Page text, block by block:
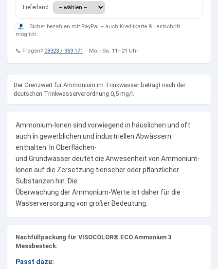
Lieferland:
Sicher bezahlen mit PayPal – auch Kreditkarte & Lastschrift
möglich.
📞 Fragen? 08323 / 969 171 · Mo.–Sa. 11–21 Uhr
Der Grenzwert für Ammonium im Trinkwasser beträgt nach der
deutschen Trinkwasserverordnung 0,5 mg/l.
Ammonium-Ionen sind vorwiegend in häuslichen und oft
auch in gewerblichen und industriellen Abwässern
enthalten. In Oberflächen-
und Grundwasser deutet die Anwesenheit von Ammonium-
Ionen auf die Zersetzung tierischer oder pflanzlicher
Substanzen hin. Die
Überwachung der Ammonium-Werte ist daher für die
Wasserversorgung von großer Bedeutung.
Nachfüllpackung für VISOCOLOR® ECO Ammonium 3
Messbesteck:
Passt dazu: